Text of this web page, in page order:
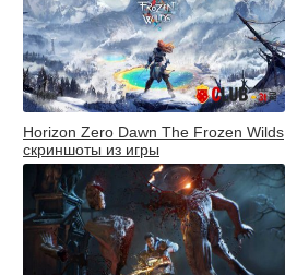
Horizon Zero Dawn The Frozen Wilds
скриншоты из игры